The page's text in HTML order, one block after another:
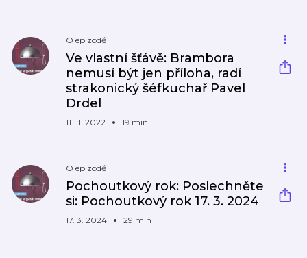
O epizodě
Ve vlastní šťávě: Brambora
nemusí být jen příloha, radí
strakonický šéfkuchař Pavel
Drdel
11. 11. 2022 19 min
O epizodě
Pochoutkový rok: Poslechněte
si: Pochoutkový rok 17. 3. 2024
17. 3. 2024 29 min